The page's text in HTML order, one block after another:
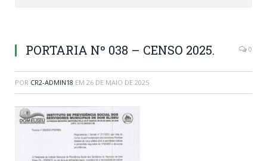
PORTARIA Nº 038 – CENSO 2025. 0
POR CR2-ADMIN18 EM 26 DE MAIO DE 2025